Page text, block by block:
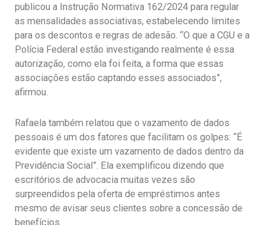
publicou a Instrução Normativa 162/2024 para regular
as mensalidades associativas, estabelecendo limites
para os descontos e regras de adesão. “O que a CGU e a
Polícia Federal estão investigando realmente é essa
autorização, como ela foi feita, a forma que essas
associações estão captando esses associados”,
afirmou.
Rafaela também relatou que o vazamento de dados
pessoais é um dos fatores que facilitam os golpes: “É
evidente que existe um vazamento de dados dentro da
Previdência Social”. Ela exemplificou dizendo que
escritórios de advocacia muitas vezes são
surpreendidos pela oferta de empréstimos antes
mesmo de avisar seus clientes sobre a concessão de
benefícios.